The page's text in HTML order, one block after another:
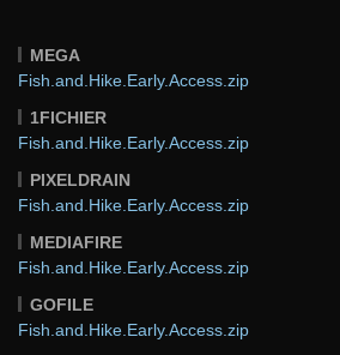
MEGA
Fish.and.Hike.Early.Access.zip
1FICHIER
Fish.and.Hike.Early.Access.zip
PIXELDRAIN
Fish.and.Hike.Early.Access.zip
MEDIAFIRE
Fish.and.Hike.Early.Access.zip
GOFILE
Fish.and.Hike.Early.Access.zip